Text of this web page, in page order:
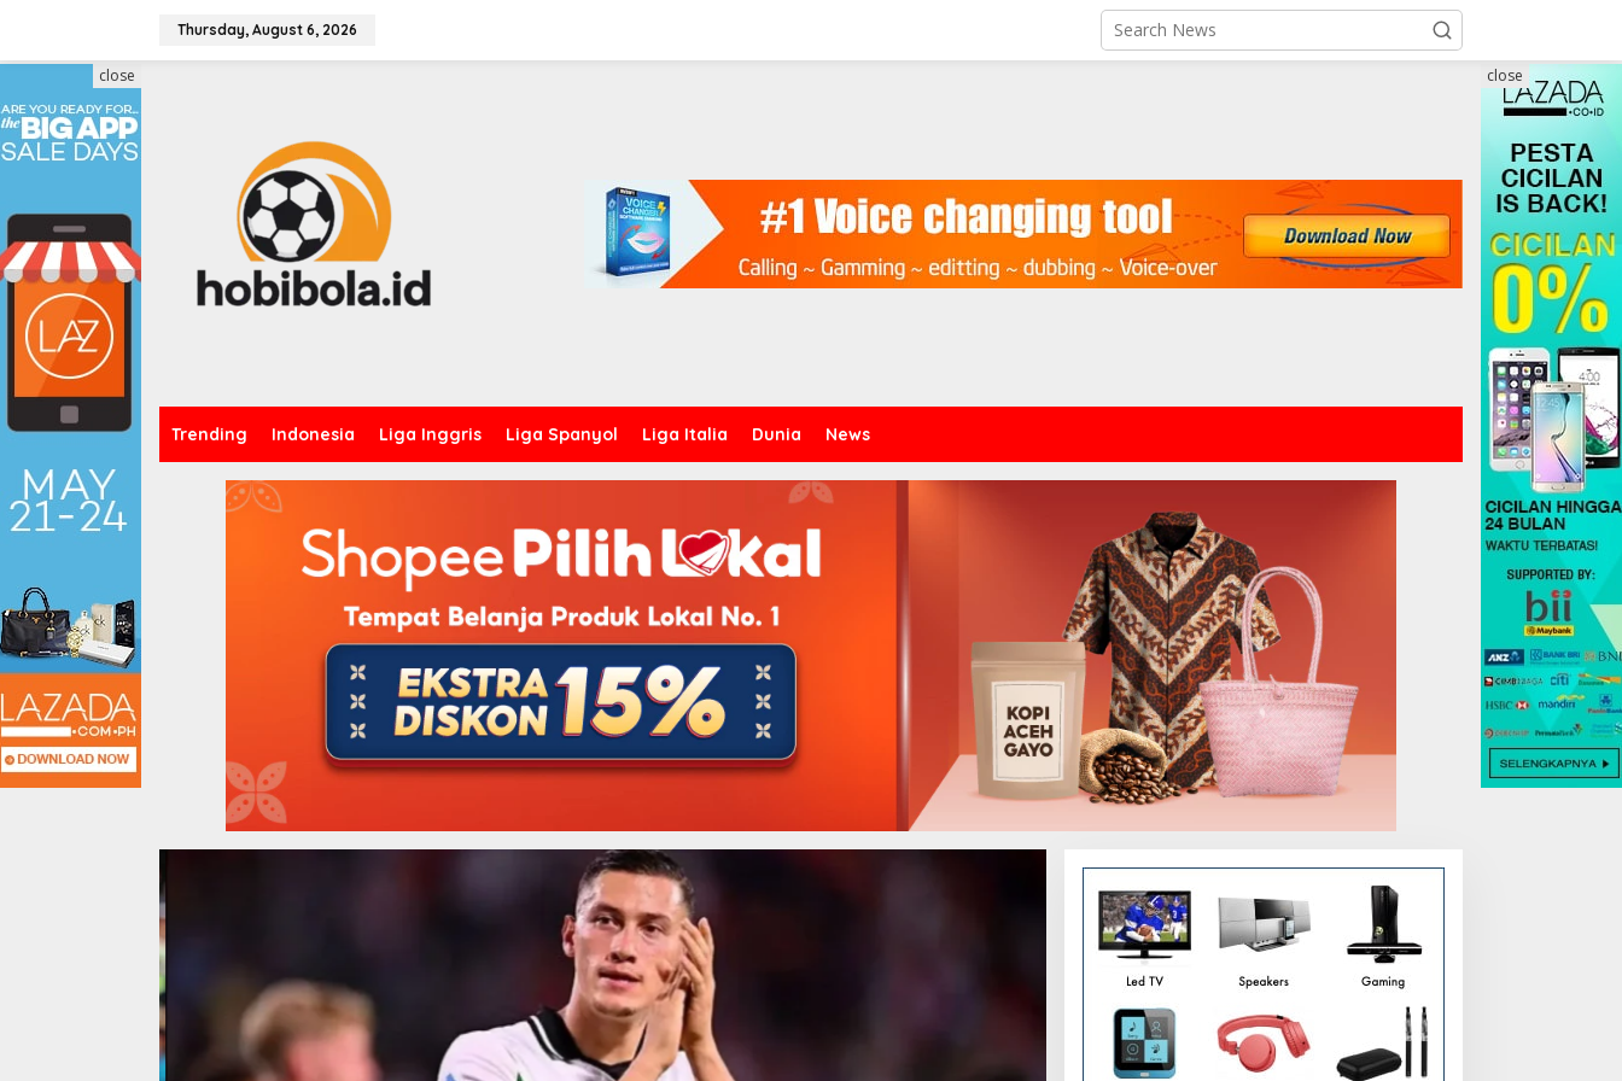
Thursday, August 6, 2026
Trending Indonesia Liga Inggris Liga Spanyol Liga Italia Dunia News
close close